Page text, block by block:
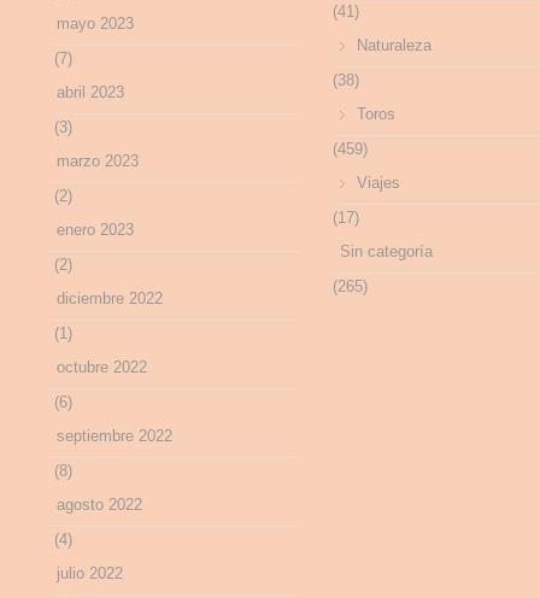
mayo 2023
(7)
abril 2023
(3)
marzo 2023
(2)
enero 2023
(2)
diciembre 2022
(1)
octubre 2022
(6)
septiembre 2022
(8)
agosto 2022
(4)
julio 2022
(41)
Naturaleza
(38)
Toros
(459)
Viajes
(17)
Sin categoría
(265)